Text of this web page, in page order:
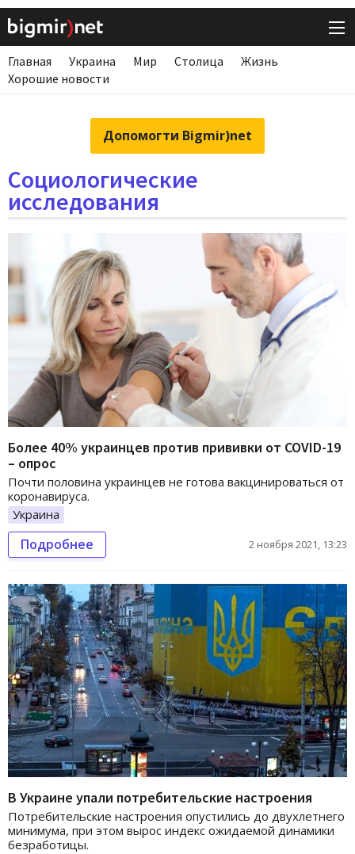
Главная Украина Мир Столица
Жизнь
Хорошие новости
Допомогти Bigmir)net
Социологические
исследования
Более 40% украинцев против прививки от COVID-19
– опрос
Почти половина украинцев не готова вакцинироваться от
коронавируса.
Украина
Подробнее 2 ноября 2021, 13:23
В Украине упали потребительские настроения
Потребительские настроения опустились до двухлетнего
минимума, при этом вырос индекс ожидаемой динамики
безработицы.